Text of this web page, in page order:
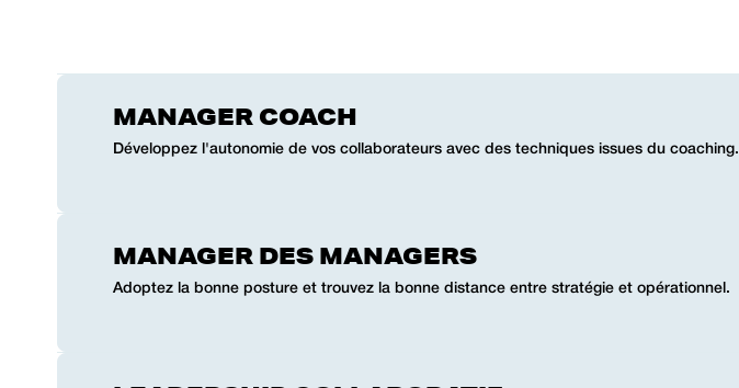
MANAGER COACH
Développez l'autonomie de vos collaborateurs avec des techniques issues du coaching.
MANAGER DES MANAGERS
Adoptez la bonne posture et trouvez la bonne distance entre stratégie et opérationnel.